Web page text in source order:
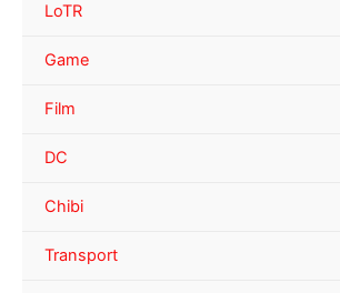
LoTR
Game
Film
DC
Chibi
Transport